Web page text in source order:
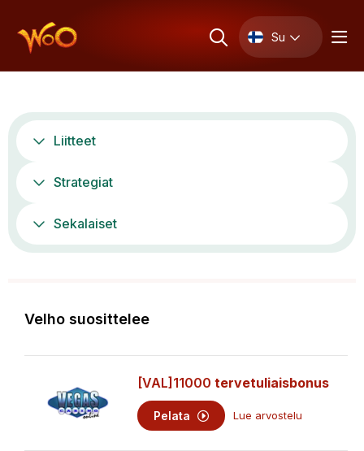
Su
Liitteet
Strategiat
Sekalaiset
Velho suosittelee
[VAL]11000 tervetuliaisbonus
Pelata Lue arvostelu